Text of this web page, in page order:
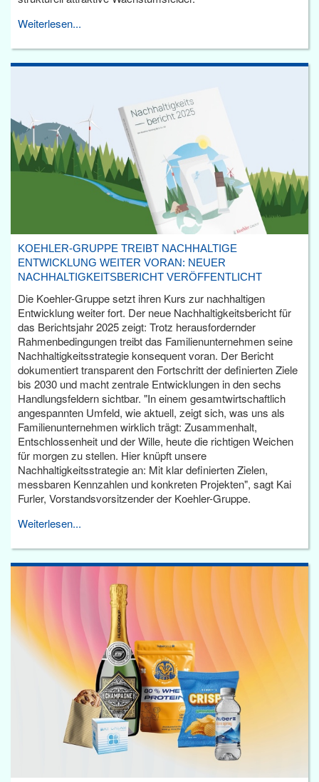
Weiterlesen...
KOEHLER-GRUPPE TREIBT NACHHALTIGE
ENTWICKLUNG WEITER VORAN: NEUER
NACHHALTIGKEITSBERICHT VERÖFFENTLICHT
Die Koehler-Gruppe setzt ihren Kurs zur nachhaltigen
Entwicklung weiter fort. Der neue Nachhaltigkeitsbericht für
das Berichtsjahr 2025 zeigt: Trotz herausfordernder
Rahmenbedingungen treibt das Familienunternehmen seine
Nachhaltigkeitsstrategie konsequent voran. Der Bericht
dokumentiert transparent den Fortschritt der definierten Ziele
bis 2030 und macht zentrale Entwicklungen in den sechs
Handlungsfeldern sichtbar. "In einem gesamtwirtschaftlich
angespannten Umfeld, wie aktuell, zeigt sich, was uns als
Familienunternehmen wirklich trägt: Zusammenhalt,
Entschlossenheit und der Wille, heute die richtigen Weichen
für morgen zu stellen. Hier knüpft unsere
Nachhaltigkeitsstrategie an: Mit klar definierten Zielen,
messbaren Kennzahlen und konkreten Projekten", sagt Kai
Furler, Vorstandsvorsitzender der Koehler-Gruppe.
Weiterlesen...